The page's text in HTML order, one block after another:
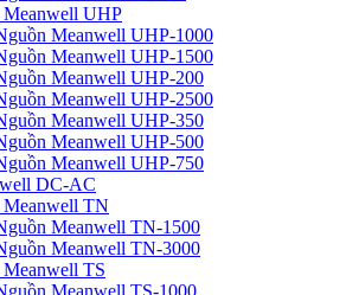
UHP
Meanwell UHP-1000
Meanwell UHP-1500
Meanwell UHP-200
Meanwell UHP-2500
Meanwell UHP-350
Meanwell UHP-500
Meanwell UHP-750
DC-AC
TN
Meanwell TN-1500
Meanwell TN-3000
TS
Meanwell TS-1000